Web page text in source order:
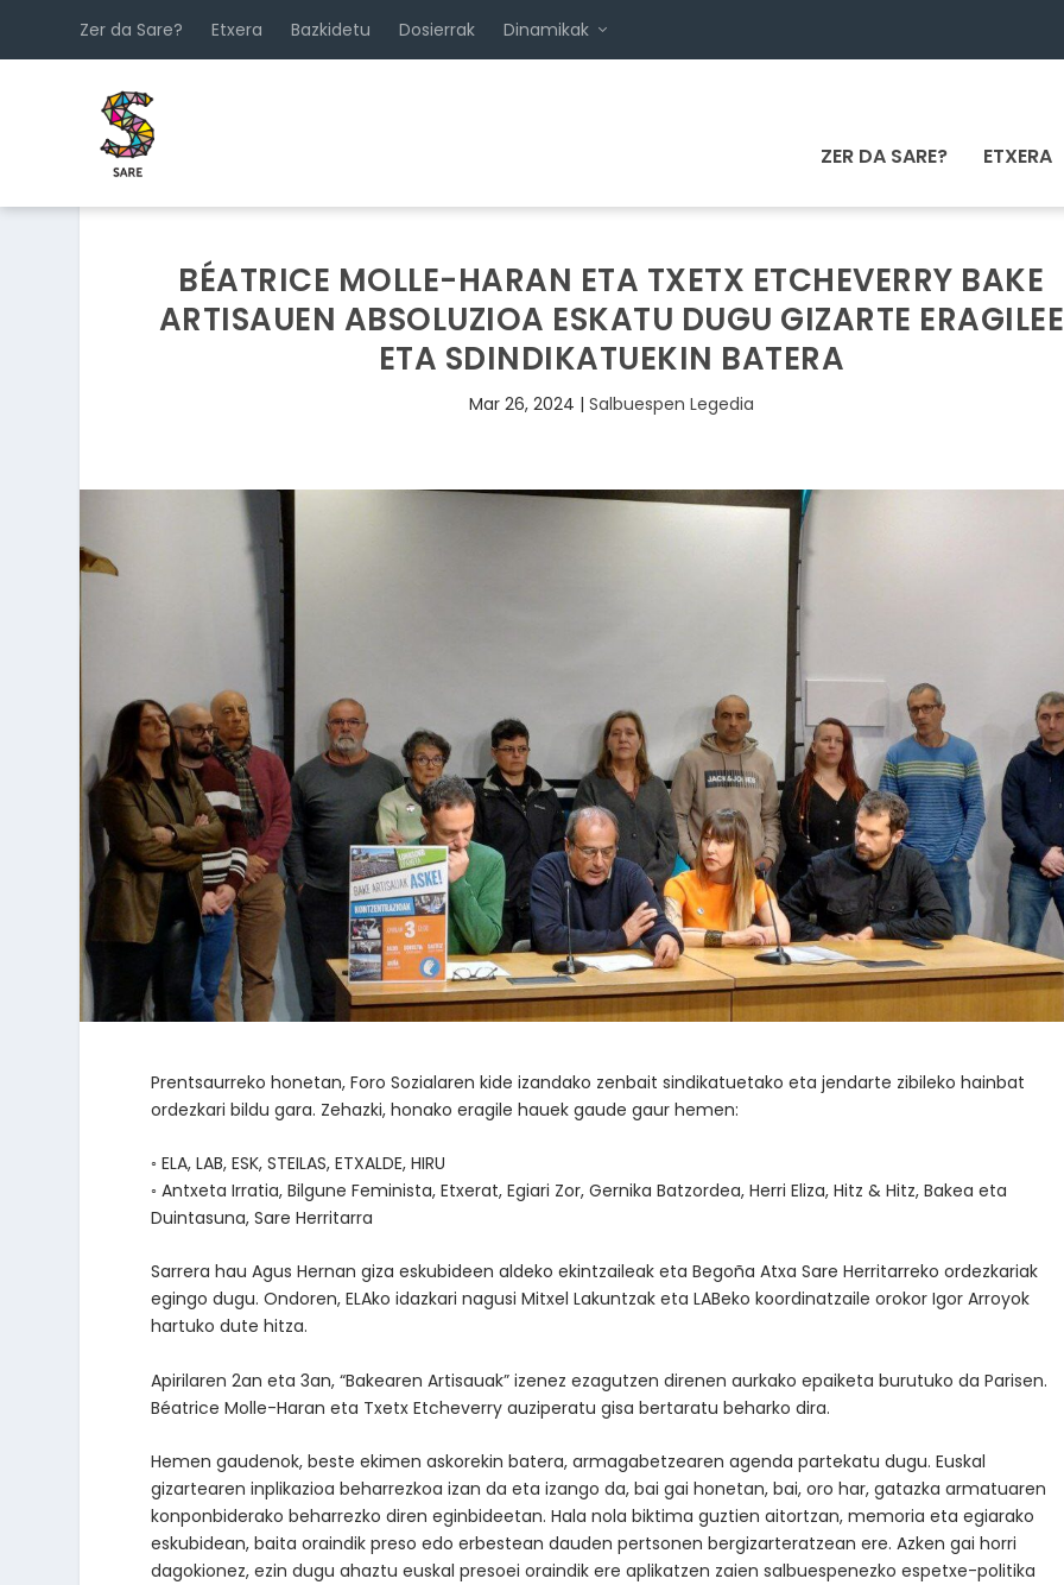
Zer da Sare? Etxera Bazkidetu Dosierrak Dinamikak
ZER DA SARE? ETXERA
BÉATRICE MOLLE-HARAN ETA TXETX ETCHEVERRY BAKE
ARTISAUEN ABSOLUZIOA ESKATU DUGU GIZARTE ERAGILEE
ETA SDINDIKATUEKIN BATERA
Mar 26, 2024 | Salbuespen Legedia
Prentsaurreko honetan, Foro Sozialaren kide izandako zenbait sindikatuetako eta jendarte zibileko hainbat
ordezkari bildu gara. Zehazki, honako eragile hauek gaude gaur hemen:
◦ ELA, LAB, ESK, STEILAS, ETXALDE, HIRU
◦ Antxeta Irratia, Bilgune Feminista, Etxerat, Egiari Zor, Gernika Batzordea, Herri Eliza, Hitz & Hitz, Bakea eta
Duintasuna, Sare Herritarra
Sarrera hau Agus Hernan giza eskubideen aldeko ekintzaileak eta Begoña Atxa Sare Herritarreko ordezkariak
egingo dugu. Ondoren, ELAko idazkari nagusi Mitxel Lakuntzak eta LABeko koordinatzaile orokor Igor Arroyok
hartuko dute hitza.
Apirilaren 2an eta 3an, “Bakearen Artisauak” izenez ezagutzen direnen aurkako epaiketa burutuko da Parisen.
Béatrice Molle-Haran eta Txetx Etcheverry auziperatu gisa bertaratu beharko dira.
Hemen gaudenok, beste ekimen askorekin batera, armagabetzearen agenda partekatu dugu. Euskal
gizartearen inplikazioa beharrezkoa izan da eta izango da, bai gai honetan, bai, oro har, gatazka armatuaren
konponbiderako beharrezko diren eginbideetan. Hala nola biktima guztien aitortzan, memoria eta egiarako
eskubidean, baita oraindik preso edo erbestean dauden pertsonen bergizarteratzean ere. Azken gai horri
dagokionez, ezin dugu ahaztu euskal presoei oraindik ere aplikatzen zaien salbuespenezko espetxe-politika